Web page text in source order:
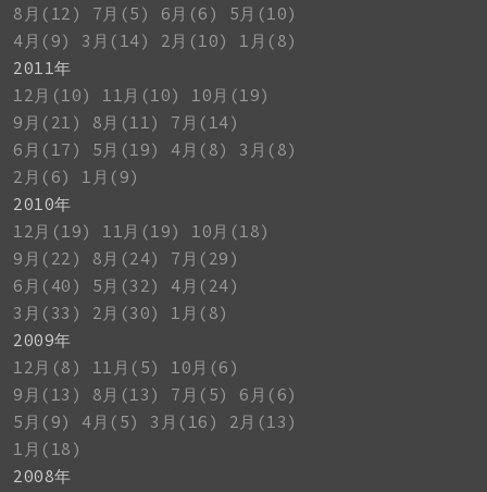
8月(12)
7月(5) 6月(6)
5月(10)
4月(9)
3月(14) 2月(10)
1月(8)
2011年
12月(10)
11月(10)
10月(19)
9月(21)
8月(11)
7月(14)
6月(17)
5月(19) 4月(8)
3月(8)
2月(6)
1月(9)
2010年
12月(19)
11月(19)
10月(18)
9月(22)
8月(24)
7月(29)
6月(40)
5月(32)
4月(24)
3月(33)
2月(30)
1月(8)
2009年
12月(8)
11月(5)
10月(6)
9月(13)
8月(13) 7月(5)
6月(6)
5月(9)
4月(5) 3月(16)
2月(13)
1月(18)
2008年